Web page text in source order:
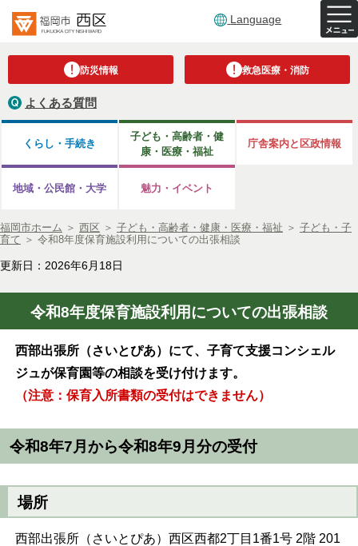
Language
防災情報 救急医療・消防
よくある質問
くらし・手続き
子ども・高齢者・健
康・医療・福祉
庁舎案内と区政情報
地域・公民館・大学 魅力・イベント
福岡市ホーム ＞ 西区 ＞ 子ども・高齢者・健康・医療・福祉 ＞ 子ども・子
育て ＞ 令和8年度保育施設利用についての出張相談
更新日：2026年6月18日
令和8年度保育施設利用についての出張相談
西部出張所（さいとぴあ）にて、子育て支援コンシェル
ジュが保育園等の相談を受け付けます。
（注意：保育入所書類の受付はできません）
令和8年7月から令和8年9月分の受付
場所
西部出張所（さいとぴあ）西区西都2丁目1番1号 2階 201